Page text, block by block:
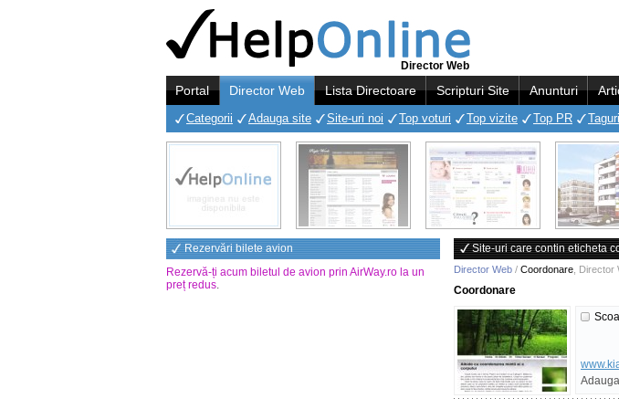
Director Web
Portal Director Web Lista Directoare Scripturi Site Anunturi
Categorii Adauga site Site-uri noi Top voturi Top vizite Top PR
Rezervări bilete avion
Rezervă-ți acum biletul de avion prin AirWay.ro la un
preț redus.
Site-uri care contin eticheta
Director Web / Coordonare Director
Coordonare